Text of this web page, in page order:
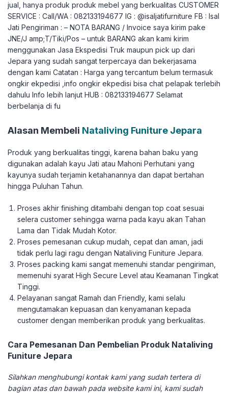
jual, hanya produk produk mebel yang berkualitas CUSTOMER
SERVICE : Call/WA : 082133194677 IG : @isaljatifurniture FB : Isal
Jati Pengiriman : – NOTA BARANG / Invoice saya kirim pake
JNE/J amp;T/Tiki/Pos – untuk BARANG akan kami kirim
menggunakan Jasa Ekspedisi Truk maupun pick up dari
Jepara yang sudah sangat terpercaya dan bekerjasama
dengan kami Catatan : Harga yang tercantum belum termasuk
ongkir ekpedisi ,info ongkir ekpedisi bisa chat pelapak terlebih
dahulu Info lebih lanjut HUB : 082133194677 Selamat
berbelanja di fu
Alasan Membeli Nataliving Funiture Jepara
Produk yang berkualitas tinggi, karena bahan baku yang
digunakan adalah kayu Jati atau Mahoni Perhutani yang
kayunya sudah terjamin ketahanannya dan dapat bertahan
hingga Puluhan Tahun.
Proses akhir finishing ditambahi dengan top coat sesuai
selera customer sehingga warna pada kayu akan Tahan
Lama dan Tidak Mudah Kotor.
Proses pemesanan cukup mudah, cepat dan aman, jadi
tidak perlu lagi ragu dengan Nataliving Funiture Jepara.
Proses packing kami sangat memenuhi standar pengiriman,
memenuhi syarat High Secure Level atau Keamanan Tingkat
Tinggi.
Pelayanan sangat Ramah dan Friendly, kami selalu
mengutamakan kepuasan dan kenyamanan kepada
customer dengan memberikan produk yang berkualitas.
Cara Pemesanan Dan Pembelian Produk Nataliving
Funiture Jepara
Silahkan menghubungi kontak kami yang sudah tertera di
bagian atas dan bawah pada website kami ini, kami sudah